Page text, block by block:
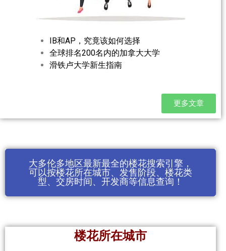
IB和AP，究竟该如何选择
全球排名200名内的加拿大大学
滑铁卢大学新生指南
更多文章
大多伦多地区最新最全的楼花搜索引擎，
可以按楼花所在城市、发售阶段、楼花类
型、交房时间、开发商等信息查询！
楼花所在城市